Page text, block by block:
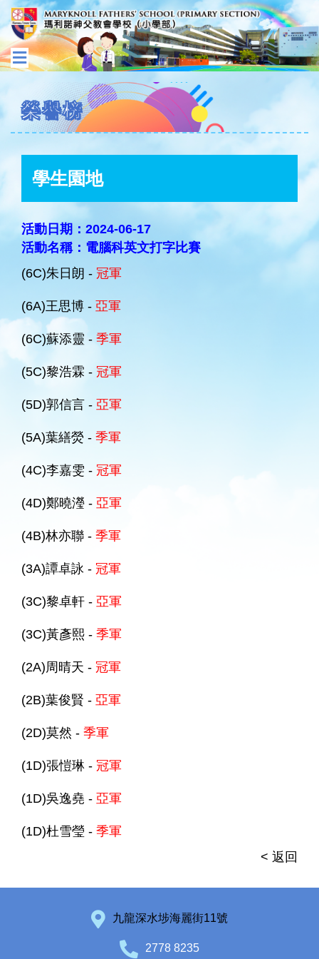
榮譽榜
學生園地
活動日期：2024-06-17
活動名稱：電腦科英文打字比賽
(6C)朱日朗 - 冠軍
(6A)王思博 - 亞軍
(6C)蘇添靈 - 季軍
(5C)黎浩霖 - 冠軍
(5D)郭信言 - 亞軍
(5A)葉繕熒 - 季軍
(4C)李嘉雯 - 冠軍
(4D)鄭曉瀅 - 亞軍
(4B)林亦聯 - 季軍
(3A)譚卓詠 - 冠軍
(3C)黎卓軒 - 亞軍
(3C)黃彥熙 - 季軍
(2A)周晴天 - 冠軍
(2B)葉俊賢 - 亞軍
(2D)莫然 - 季軍
(1D)張愷琳 - 冠軍
(1D)吳逸堯 - 亞軍
(1D)杜雪瑩 - 季軍
< 返回
九龍深水埗海麗街11號
2778 8235